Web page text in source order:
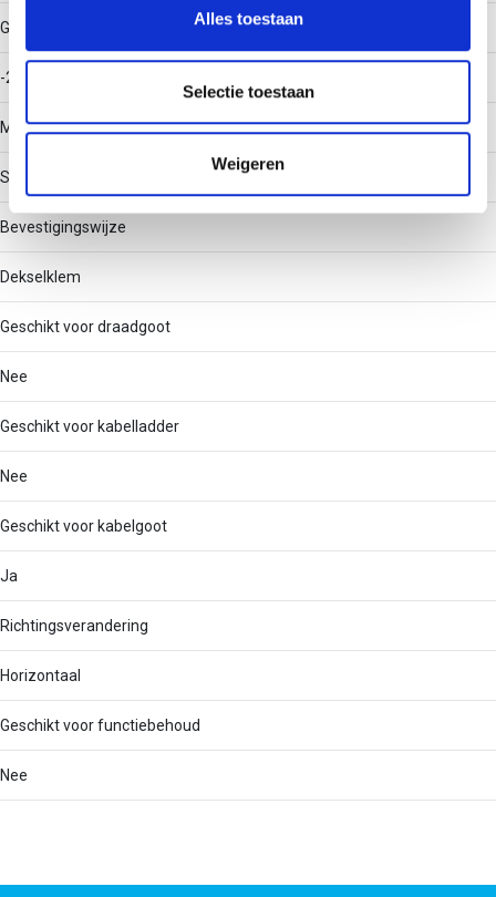
en om ons websiteverkeer te analyseren. Ook delen we
partners voor social media, adverteren en analyse. Deze
partners kunnen deze gegevens combineren met andere
verzameld op basis van uw gebruik van hun services.
Alles toestaan
Selectie toestaan
Weigeren
Gebruikstemperatuur
-20 - 120
Materiaal
Staal
Bevestigingswijze
Dekselklem
Geschikt voor draadgoot
Nee
Geschikt voor kabelladder
Nee
Geschikt voor kabelgoot
Ja
Richtingsverandering
Horizontaal
Geschikt voor functiebehoud
Nee